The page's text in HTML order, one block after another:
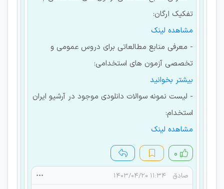
تفکیک ارگان:
مشاهده لینک
- معرفی منابع مطالعاتی برای دروس عمومی و
تخصصی آزمون های استخدامی:
بیشتر بخوانید
- لیست نمونه سوالات دانلودی موجود در آرشیو ایران
استخدام:
مشاهده لینک
۰
صادق ۱۱:۳۴ ۱۴۰۳/۰۴/۲۰